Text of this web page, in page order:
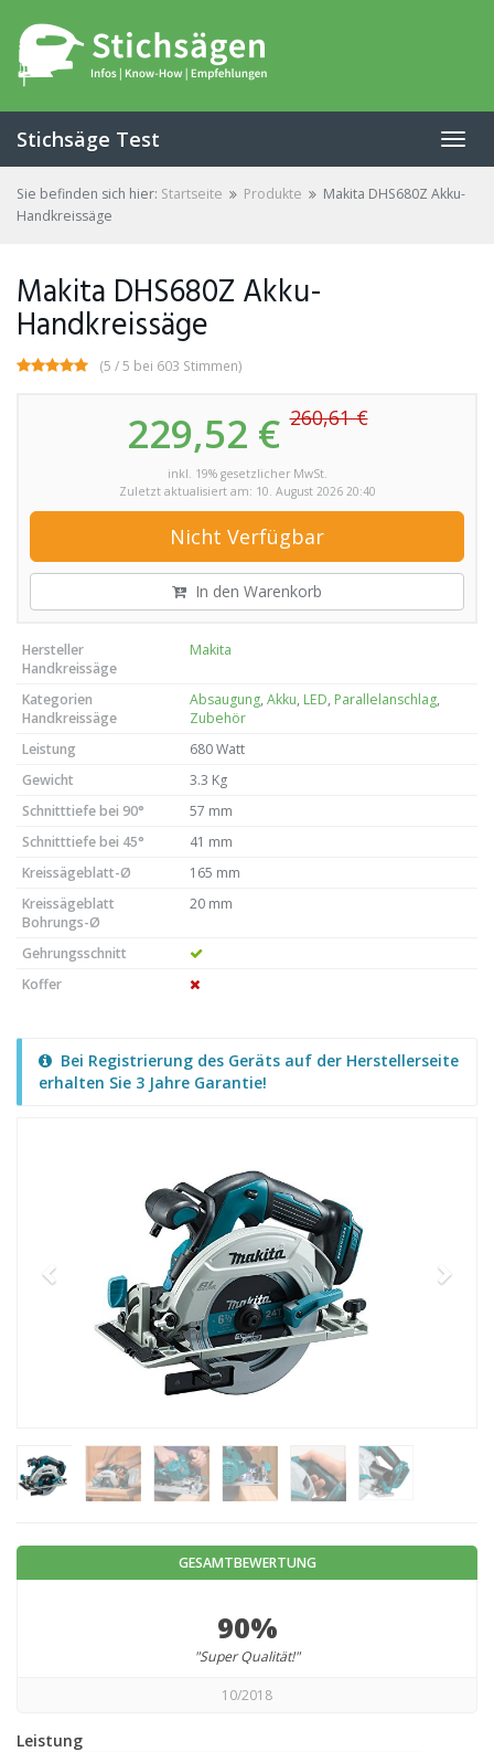
main
content
Stichsäge Test
Sie befinden sich hier: Startseite Produkte
Makita DHS680Z Akku-
Handkreissäge
Makita DHS680Z Akku-
Handkreissäge
(5 / 5 bei 603 Stimmen)
229,52 €260,61 €
inkl. 19% gesetzlicher MwSt.
Zuletzt aktualisiert am: 10. August 2026 20:40
Nicht Verfügbar
In den Warenkorb
Hersteller
Handkreissäge
Makita
Kategorien
Handkreissäge
Absaugung, Akku, LED, Parallelanschlag,
Zubehör
Leistung
680 Watt
Gewicht
3.3 Kg
Schnitttiefe bei 90°
57 mm
Schnitttiefe bei 45°
41 mm
Kreissägeblatt-Ø
165 mm
Kreissägeblatt
Bohrungs-Ø
20 mm
Gehrungsschnitt
Koffer
Bei Registrierung des Geräts auf der Herstellerseite
erhalten Sie 3 Jahre Garantie!
GESAMTBEWERTUNG
90%
"Super Qualität!"
10/2018
Leistung